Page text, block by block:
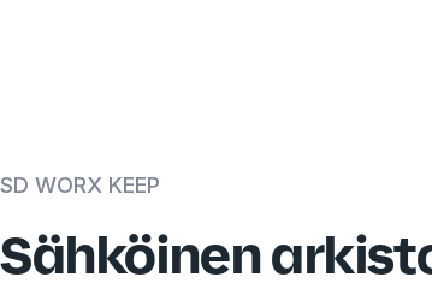
SD WORX KEEP
Sähköinen